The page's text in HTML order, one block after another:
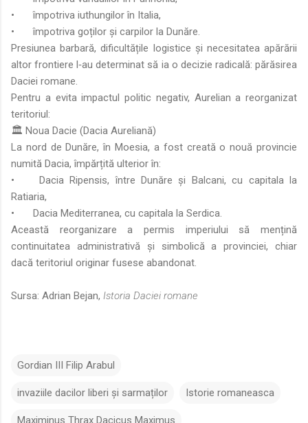
•
împotriva iuthungilor în Italia,
•
împotriva goților și carpilor la Dunăre.
Presiunea barbară, dificultățile logistice și necesitatea apărării
altor frontiere l‑au determinat să ia o decizie radicală: părăsirea
Daciei romane.
Pentru a evita impactul politic negativ, Aurelian a reorganizat
teritoriul:
🏛️ Noua Dacie (Dacia Aureliană)
La nord de Dunăre, în Moesia, a fost creată o nouă provincie
numită Dacia, împărțită ulterior în:
•
Dacia Ripensis, între Dunăre și Balcani, cu capitala la
Ratiaria,
•
Dacia Mediterranea, cu capitala la Serdica.
Această reorganizare a permis imperiului să mențină
continuitatea administrativă și simbolică a provinciei, chiar
dacă teritoriul originar fusese abandonat.
Sursa: Adrian Bejan, Istoria Daciei romane
Gordian III Filip Arabul
invaziile dacilor liberi și sarmaților Istorie romaneasca
Maximinus Thrax Dacicus Maximus